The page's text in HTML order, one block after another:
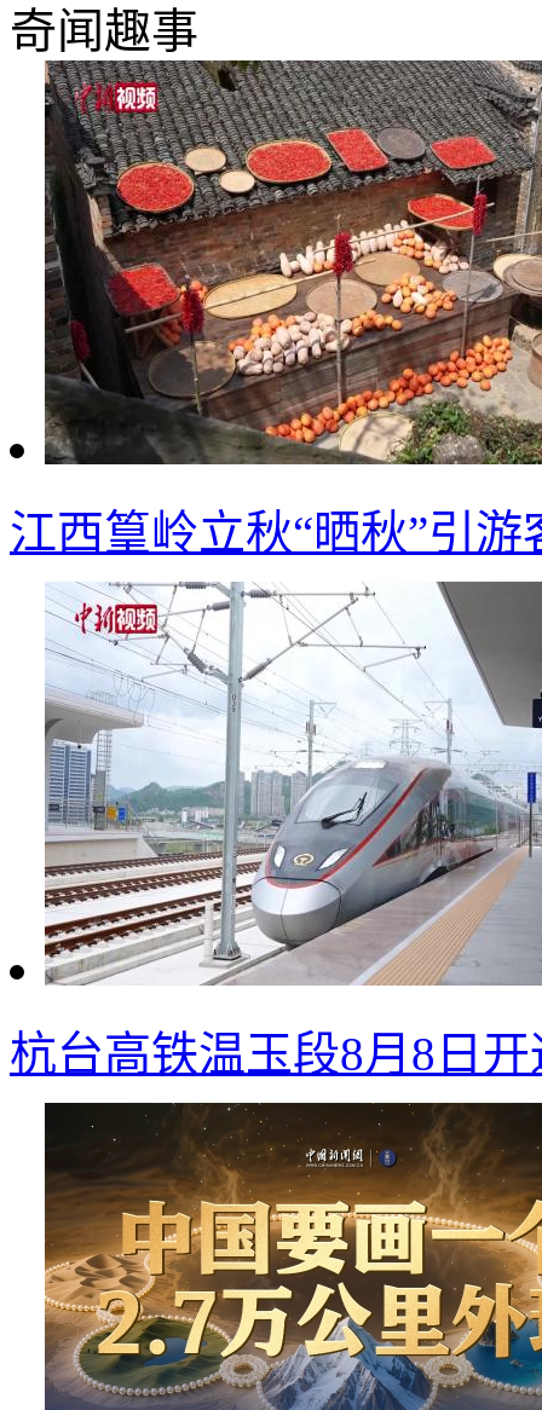
奇闻趣事
江西篁岭立秋“晒秋”引游
杭台高铁温玉段8月8日